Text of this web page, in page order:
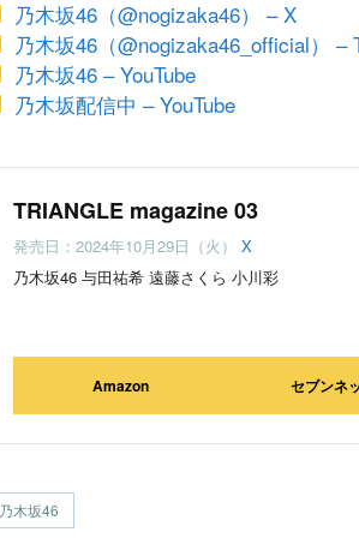
乃木坂46（@nogizaka46） – X
乃木坂46（@nogizaka46_official） –
乃木坂46 – YouTube
乃木坂配信中 – YouTube
TRIANGLE magazine 03
発売日：2024年10月29日（火） X
乃木坂46 与田祐希 遠藤さくら 小川彩
Amazon セブンネ
乃木坂46